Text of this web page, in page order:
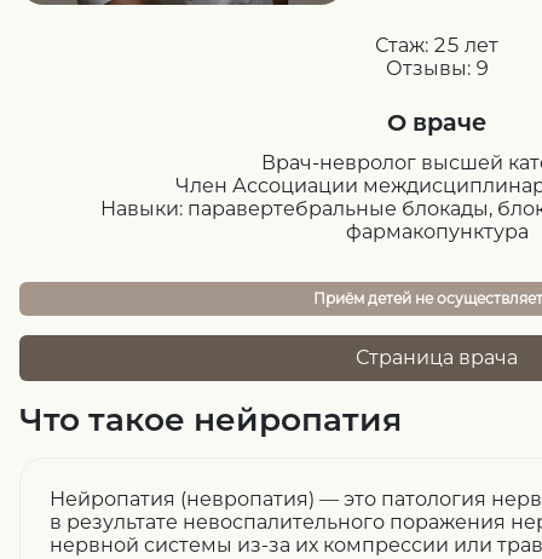
Стаж: 25 лет
Отзывы: 9
О враче
Врач-невролог высшей
Член Ассоциации
Навыки: паравертебральные блокады,
фармакопунктура
Приём детей не
Страница врача
Что такое нейропатия
Нейропатия (невропатия) — это патология
в результате невоспалительного поражения
нервной системы из-за их компрессии или